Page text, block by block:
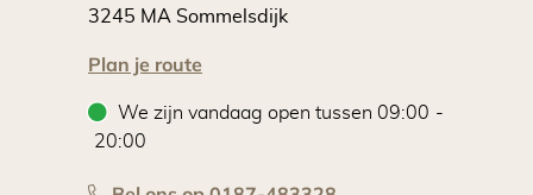
3245 MA Sommelsdijk
Plan je route
We zijn vandaag open tussen 09:00 -
20:00